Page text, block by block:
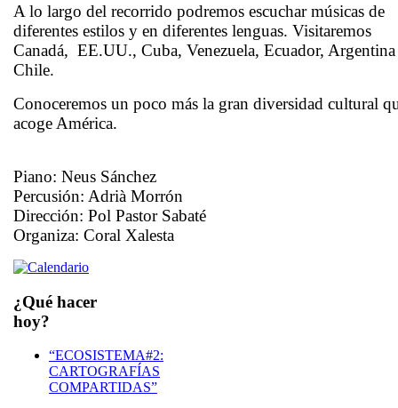
A lo largo del recorrido podremos escuchar músicas de
diferentes estilos y en diferentes lenguas. Visitaremos
Canadá, EE.UU., Cuba, Venezuela, Ecuador,
Chile.
Conoceremos un poco más la gran diversidad cultural
acoge América.
Piano: Neus Sánchez
Percusión: Adrià Morrón
Dirección: Pol Pastor Sabaté
Organiza: Coral Xalesta
¿Qué hacer
hoy?
“ECOSISTEMA#2:
CARTOGRAFÍAS
COMPARTIDAS”